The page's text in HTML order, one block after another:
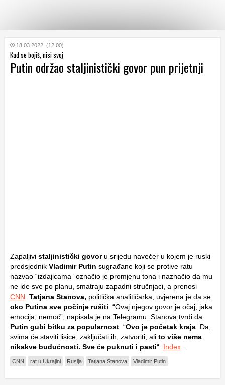
KATEGORIJE
HRVATSKI
18.03.2022. (12:00)
Kad se bojiš, nisi svoj
Putin održao staljinistički govor pun prijetnji
Zapaljivi staljinistički govoru srijedu navečer u kojem je ruski
predsjednik Vladimir Putin sugrađane koji se protive ratu
nazvao “izdajicama” označio je promjenu tona i naznačio da mu
ne ide sve po planu, smatraju zapadni stručnjaci, a prenosi
CNN Tatjana Stanova, politička analitičarka, uvjerena je da se
oko Putina sve počinje rušiti . “Ovaj njegov govor je očaj, jaka
emocija, nemoć”, napisala je na Telegramu. Stanova tvrdi da
Putin gubi bitku za popularnost: “Ovo je početak kraja . Da,
svima će staviti lisice, zaključati ih, zatvoriti, ali to više nema
nikakve budućnosti. Sve će puknuti i pasti“. Index
CNN rat u Ukrajini Rusija Tatjana Stanova Vladimir Putin